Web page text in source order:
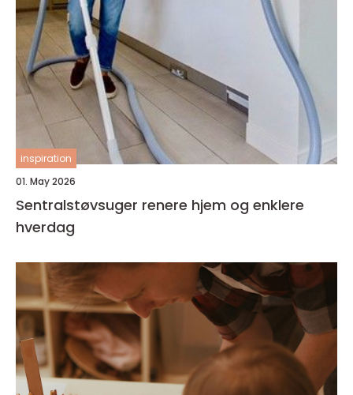
inspiration
01. May 2026
Sentralstøvsuger renere hjem og enklere
hverdag